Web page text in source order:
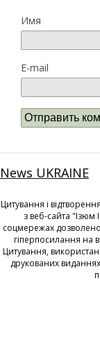
Имя
E-mail
News UKRAINE
Цитування і
з веб-сайта "Ізюм
соцмережах
гіперпосилання на
Цитування,
друкованих